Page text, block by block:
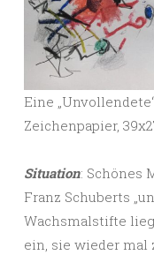
Eine
Zeichenpapier,
Situation: Schönes
Franz Schuberts
Wachsmalstifte
ein, sie wieder mal